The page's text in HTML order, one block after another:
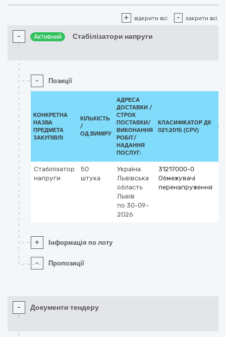
+ відкрити всі - закрити всі
- Активний Стабілізатори напруги
- Позиції
КОНКРЕТНА
НАЗВА
ПРЕДМЕТА
ЗАКУПІВЛІ
КІЛЬКІСТЬ
/
ОД.ВИМІРУ
АДРЕСА
ДОСТАВКИ /
СТРОК
ПОСТАВКИ/
ВИКОНАННЯ
РОБІТ/
НАДАННЯ
ПОСЛУГ:
КЛАСИФІКАТОР ДК
021:2015 (CPV)
Стабілізатор
напруги
50
штука
Україна
Львівська
область
Львів
по 30-09-
2026
31217000-0
Обмежувачі
перенапруження
+ Інформація по лоту
- Пропозиції
- Документи тендеру